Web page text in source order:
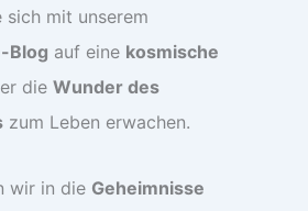
sich mit unserem
Blog auf eine kosmische
die Wunder des
zum Leben erwachen.
wir in die Geheimnisse